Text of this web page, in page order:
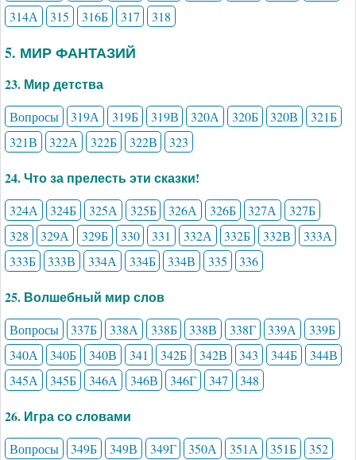
314А
315 316Б 317 318
5. МИР ФАНТАЗИЙ
23. Мир детства
Вопросы 319А 319Б 319В 320А 320Б 320В
321Б
321В
322А 322Б 322В 323
24. Что за прелесть эти сказки!
324А 324Б 325А 325Б 326А 326Б 327А
327Б
328
329А 329Б 330 331 332А 332Б 332В
333А
333Б
333В 334А 334Б 334В 335 336
25. Волшебный мир слов
Вопросы 337Б 338А 338Б 338В 338Г 339А
339Б
340А
340Б 340В 341 342Б 342В 343 344Б
344В
345А
345Б 346А 346В 346Г 347 348
26. Игра со словами
Вопросы 349Б 349В 349Г 350А 351А 351Б
352